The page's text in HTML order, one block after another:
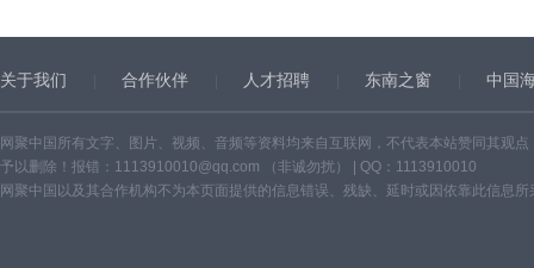
关于我们 合作伙伴 人才招聘 东南之窗 中国
网聚中国所有文字、图片、视频、音频等资料均来自互联网，不代表本站赞同其观
予以删除！报错：1113910010@qq.com （非诚勿扰） | QQ：1113910010
网聚中国以及其合作机构不为本页面提供的信息错误、残缺、延时或因依靠此信息